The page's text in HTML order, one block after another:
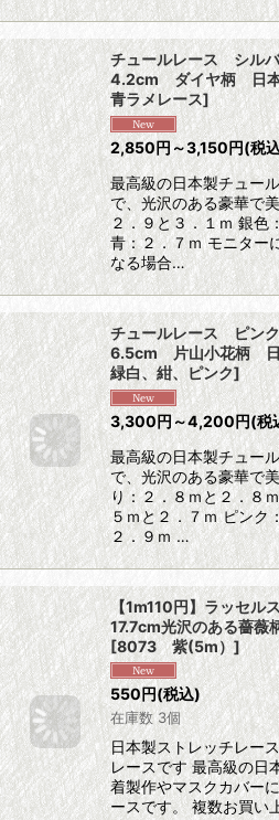
チュールレース シル
4.2cm ダイヤ柄 日
青ラメレース]
2,850円～3,150円(税
最高級の日本製チュー
で、光沢のある豪華で
２．９と３．１ｍ 銀色
青：２．７ｍ モニター
なる場合…
チュールレース ピン
6.5cm 片山小花柄
緑白、紺、ピンク]
3,300円～4,200円(税
最高級の日本製チュー
で、光沢のある豪華で
り：２．８ｍと２．８
５ｍと２．７ｍ ピンク
２．９ｍ …
【1m110円】ラッセ
17.7cm光沢のある薔
[8073 紫(5m）]
550円(税込)
在庫数 3個
日本製ストレッチレー
レースです 最高級の日
着製作やマスクカバー
ースです。 複数お買い